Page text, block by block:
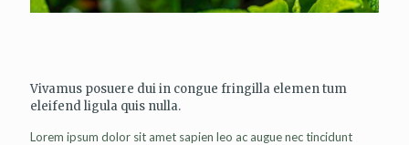
Vivamus posuere dui in congue fringilla elemen tum
eleifend ligula quis nulla.
Lorem ipsum dolor sit amet sapien leo ac augue nec tincidunt